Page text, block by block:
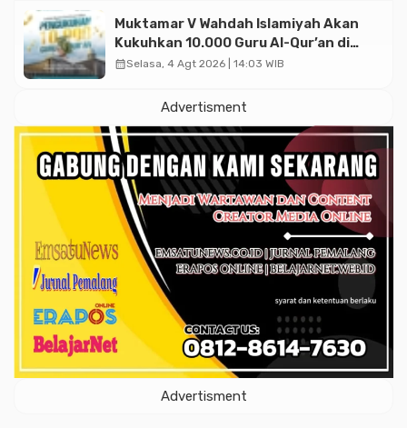
Muktamar V Wahdah Islamiyah Akan
Kukuhkan 10.000 Guru Al-Qur’an di
Masjid Istiqlal
calendar_monthSelasa, 4 Agt 2026 | 14:03 WIB
Advertisment
Advertisment